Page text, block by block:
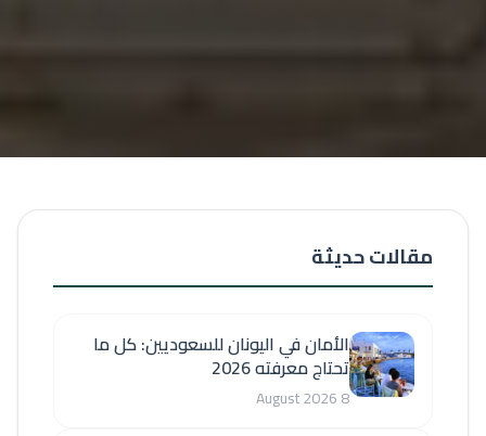
مقالات حديثة
الأمان في اليونان للسعوديين: كل ما
تحتاج معرفته 2026
8 August 2026